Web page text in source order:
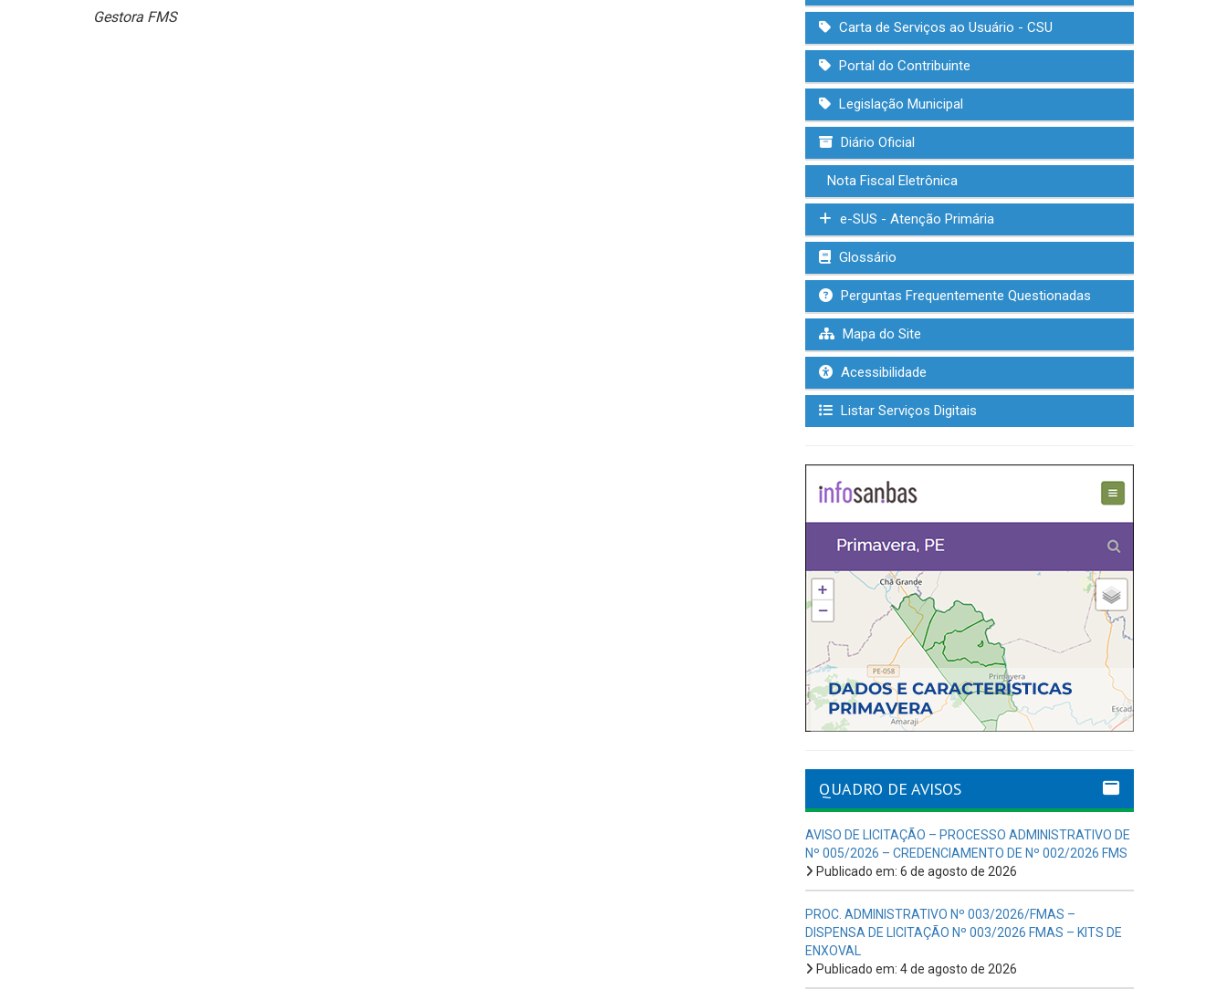
Gestora FMS
Carta de Serviços ao Usuário - CSU
Portal do Contribuinte
Legislação Municipal
Diário Oficial
Nota Fiscal Eletrônica
e-SUS - Atenção Primária
Glossário
Perguntas Frequentemente Questionadas
Mapa do Site
Acessibilidade
Listar Serviços Digitais
QUADRO DE AVISOS
AVISO DE LICITAÇÃO – PROCESSO ADMINISTRATIVO DE
Nº 005/2026 – CREDENCIAMENTO DE Nº 002/2026 FMS
Publicado em: 6 de agosto de 2026
PROC. ADMINISTRATIVO Nº 003/2026/FMAS –
DISPENSA DE LICITAÇÃO Nº 003/2026 FMAS – KITS DE
ENXOVAL
Publicado em: 4 de agosto de 2026